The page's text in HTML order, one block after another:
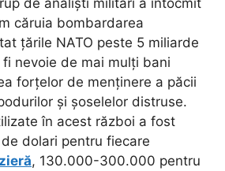
căruia bombardarea
țările NATO peste 5 miliarde
nevoie de mai mulți bani
forțelor de menținere a păcii
și șoselelor distruse.
în acest război a fost
dolari pentru fiecare
, 130.000-300.000 pentru